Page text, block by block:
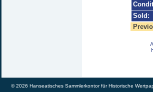
Sold:
© 2026 Hanseatisches Sammlerkontor für Historische